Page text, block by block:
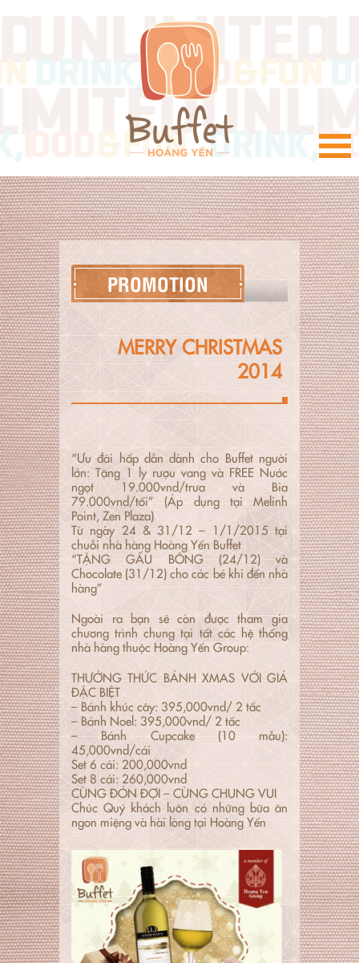
PROMOTION
MERRY CHRISTMAS
2014
“Ưu đãi hấp dẫn dành cho Buffet người
lớn: Tặng 1 ly rượu vang và FREE Nước
ngọt 19.000vnd/trưa và Bia
79.000vnd/tối” (Áp dụng tại Melinh
Point, Zen Plaza)
Từ ngày 24 & 31/12 – 1/1/2015 tại
chuỗi nhà hàng Hoàng Yến Buffet
“TẶNG GẤU BÔNG (24/12) và
Chocolate (31/12) cho các bé khi đến nhà
hàng”
Ngoài ra bạn sẽ còn được tham gia
chương trình chung tại tất các hệ thống
nhà hàng thuộc Hoàng Yến Group:
THƯỞNG THỨC BÁNH XMAS VỚI GIÁ
ĐẶC BIỆT
– Bánh khúc cây: 395,000vnd/ 2 tấc
– Bánh Noel: 395,000vnd/ 2 tấc
– Bánh Cupcake (10 mẫu):
45,000vnd/cái
Set 6 cái: 200,000vnd
Set 8 cái: 260,000vnd
CÙNG ĐÓN ĐỢI – CÙNG CHUNG VUI
Chúc Quý khách luôn có những bữa ăn
ngon miệng và hài lòng tại Hoàng Yến